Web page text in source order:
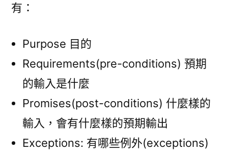
有：
Purpose 目的
Requirements(pre-conditions) 預期
的輸入是什麼
Promises(post-conditions) 什麼樣的
輸入，會有什麼樣的預期輸出
Exceptions: 有哪些例外(exceptions)